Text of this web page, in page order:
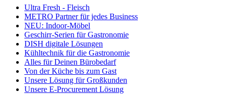
Ultra Fresh - Fleisch
METRO Partner für jedes Business
NEU: Indoor-Möbel
Geschirr-Serien für Gastronomie
DISH digitale Lösungen
Kühltechnik für die Gastronomie
Alles für Deinen Bürobedarf
Von der Küche bis zum Gast
Unsere Lösung für Großkunden
Unsere E-Procurement Lösung